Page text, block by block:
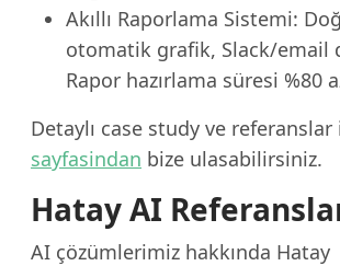
Akıllı Raporlama Sistemi:
otomatik grafik, Slack/email
Rapor hazırlama süresi %80
Detaylı case study ve referanslar
sayfasindan bize ulasabilirsiniz.
Hatay AI
AI çözümlerimiz hakkında Hatay